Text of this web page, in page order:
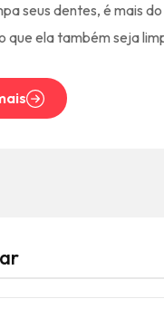
seus dentes, é mais
que ela também seja